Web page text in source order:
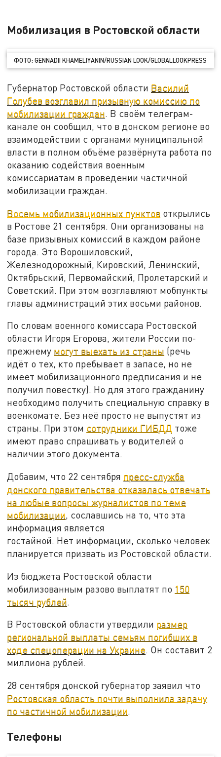
Мобилизация в Ростовской области
ФОТО: GENNADII KHAMELIYANIN/RUSSIAN LOOK/GLOBALLOOKPRESS
Губернатор Ростовской области Василий
Голубев возглавил призывную комиссию по
мобилизации граждан. В своём телеграм-
канале он сообщил, что в донском регионе во
взаимодействии с органами муниципальной
власти в полном объёме развёрнута работа по
оказанию содействия военным
комиссариатам в проведении частичной
мобилизации граждан.
Восемь мобилизационных пунктов открылись
в Ростове 21 сентября. Они организованы на
базе призывных комиссий в каждом районе
города. Это Ворошиловский,
Железнодорожный, Кировский, Ленинский,
Октябрьский, Первомайский, Пролетарский и
Советский. При этом возглавляют мобпункты
главы администраций этих восьми районов.
По словам военного комиссара Ростовской
области Игоря Егорова, жители России по-
прежнему могут выехать из страны (речь
идёт о тех, кто пребывает в запасе, но не
имеет мобилизационного предписания и не
получил повестку). Но для этого гражданину
необходимо получить специальную справку в
военкомате. Без неё просто не выпустят из
страны. При этом сотрудники ГИБДД тоже
имеют право спрашивать у водителей о
наличии этого документа.
Добавим, что 22 сентября пресс-служба
донского правительства отказалась отвечать
на любые вопросы журналистов по теме
мобилизации, сославшись на то, что эта
информация является
гостайной. Нет информации, сколько человек
планируется призвать из Ростовской области.
Из бюджета Ростовской области
мобилизованным разово выплатят по 150
тысяч рублей
В Ростовской области утвердили размер
региональной выплаты семьям погибших в
ходе спецоперации на Украине. Он составит 2
миллиона рублей.
28 сентября донской губернатор заявил что
Ростовская область почти выполнила задачу
по частичной мобилизации.
Телефоны